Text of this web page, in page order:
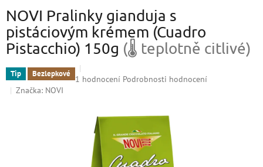
NOVI Pralinky gianduja s
pistáciovým krémem (Cuadro
Pistacchio) 150g (🌡 teplotně citlivé)
Tip Bezlepkové Průměrné
hvězdiček.
1 hodnocení Podrobnosti hodnocení
Značka: NOVI